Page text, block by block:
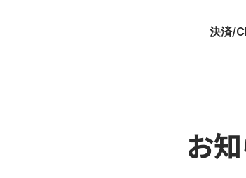
決済/
お